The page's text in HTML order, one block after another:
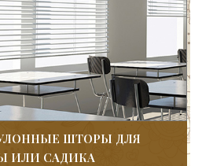
ШТОРЫ ДЛЯ
ИЛИ САДИКА